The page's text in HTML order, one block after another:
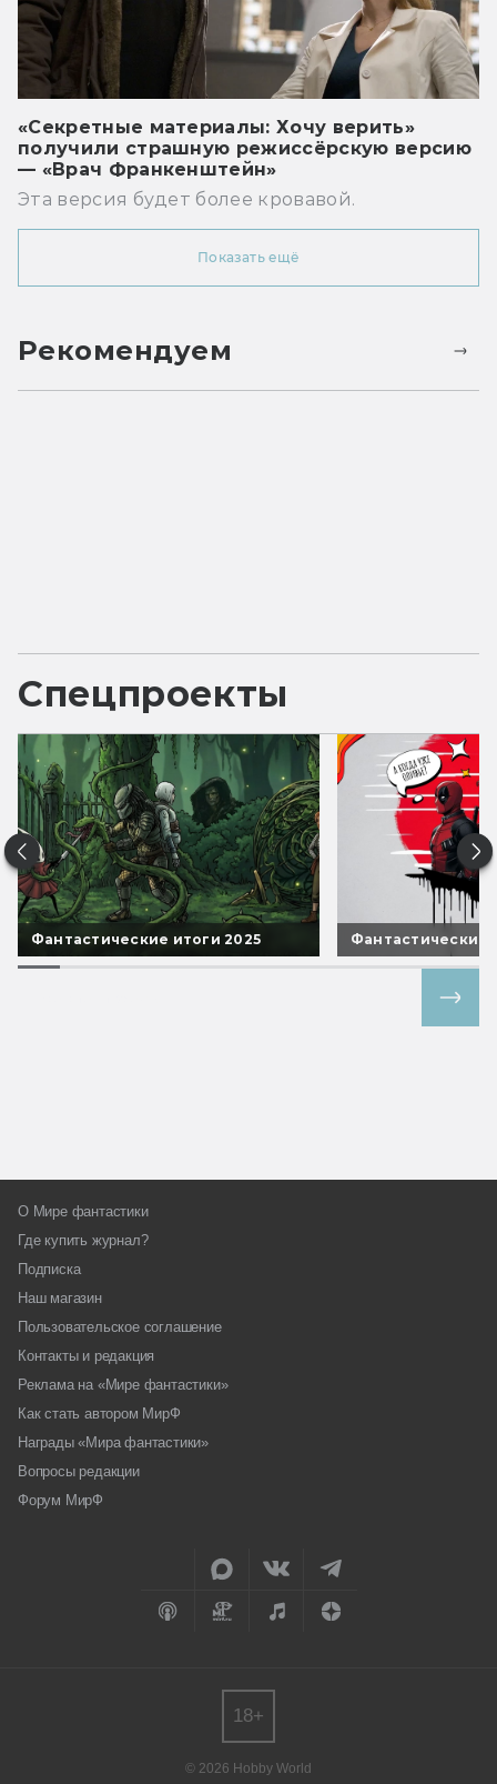
«Секретные материалы: Хочу верить»
получили страшную режиссёрскую версию
— «Врач Франкенштейн»
Эта версия будет более кровавой.
Показать ещё
Рекомендуем
Спецпроекты
Фантастические итоги 2025 Фантастические
О Мире фантастики
Где купить журнал?
Подписка
Наш магазин
Пользовательское соглашение
Контакты и редакция
Реклама на «Мире фантастики»
Как стать автором МирФ
Награды «Мира фантастики»
Вопросы редакции
Форум МирФ
© 2026 Hobby World
18+